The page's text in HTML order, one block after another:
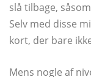
slå tilbage,
Selv med disse
kort, der bare
Mens nogle af